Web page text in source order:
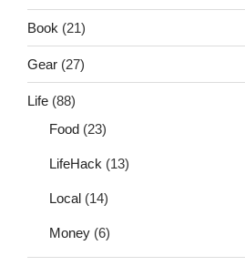
Book (21)
Gear (27)
Life (88)
Food (23)
LifeHack (13)
Local (14)
Money (6)